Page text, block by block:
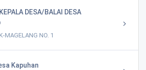
DESA/BALAI DESA
MAGELANG NO. 1
Kapuhan